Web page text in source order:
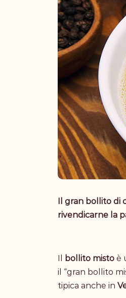
Il gran bollito di
rivendicarne la
bollito misto è
il “gran bollito
tipica anche in